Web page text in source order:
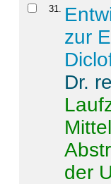
31.
zur
Dr.
der